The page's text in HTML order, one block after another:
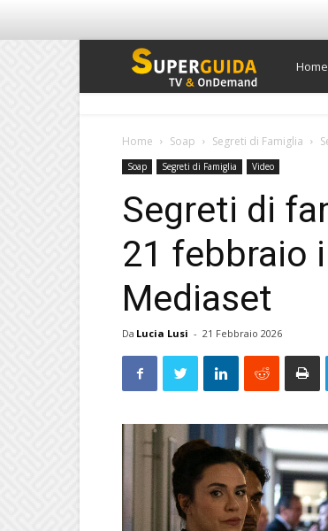
Super
Home
Home Soap Segreti di Famiglia
Soap Segreti di Famiglia Video
Segreti di
21 febbraio
Mediaset
Da Lucia Lusi - 21 Febbraio 2026